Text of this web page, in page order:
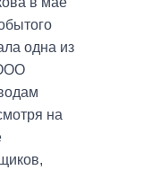
одна из
на